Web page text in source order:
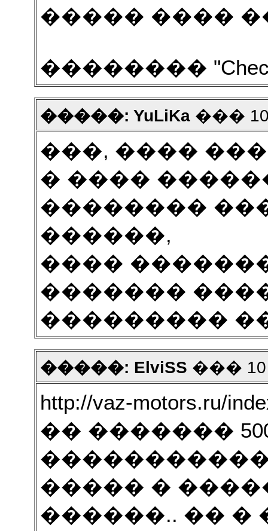
����� ����
��������
�����: YuLiKa��� 10
���, ����
� ����
��������
������,
����
�������
���������
�����: ElviSS ��� 10
http://vaz-motors.ru/
�� �������
����� �
������.. �� �